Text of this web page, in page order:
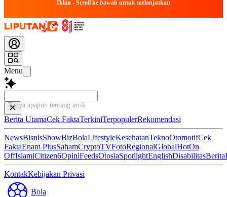
Iklan - Scroll ke bawah untuk melanjutkan
Menu
Tanya apapun tentang artikel ini...
Berita UtamaCek FaktaTerkiniTerpopulerRekomendasi
NewsBisnisShowBizBolaLifestyleKesehatanTeknoOtomotifCek
FaktaEnam PlusSahamCryptoTVFotoRegionalGlobalHotOn
OffIslamiCitizen6OpiniFeedsOtosiaSpotlightEnglishDisabilitasBerita
KontakKebijakan Privasi
Bola